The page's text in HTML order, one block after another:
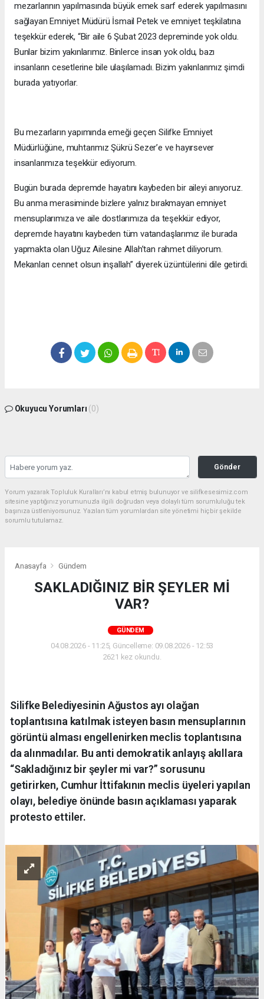
mezarlarının yapılmasında büyük emek sarf ederek yapılmasını
sağlayan Emniyet Müdürü İsmail Petek ve emniyet teşkilatına
teşekkür ederek, “Bir aile 6 Şubat 2023 depreminde yok oldu.
Bunlar bizim yakınlarımız. Binlerce insan yok oldu, bazı
insanların cesetlerine bile ulaşılamadı. Bizim yakınlarımız şimdi
burada yatıyorlar.
Bu mezarların yapımında emeği geçen Silifke Emniyet
Müdürlüğüne, muhtarımız Şükrü Sezer’e ve hayırsever
insanlarımıza teşekkür ediyorum.
Bugün burada depremde hayatını kaybeden bir aileyi anıyoruz.
Bu anma merasiminde bizlere yalnız bırakmayan emniyet
mensuplarımıza ve aile dostlarımıza da teşekkür ediyor,
depremde hayatını kaybeden tüm vatandaşlarımız ile burada
yapmakta olan Uğuz Ailesine Allah’tan rahmet diliyorum.
Mekanları cennet olsun inşallah” diyerek üzüntülerini dile getirdi.
Okuyucu Yorumları (0)
Gönder
Yorum yazarak Topluluk Kuralları’nı kabul etmiş bulunuyor ve silifkesesimiz.com
sitesine yaptığınız yorumunuzla ilgili doğrudan veya dolaylı tüm sorumluluğu tek
başınıza üstleniyorsunuz. Yazılan tüm yorumlardan site yönetimi hiçbir şekilde
sorumlu tutulamaz.
Anasayfa Gündem
SAKLADIĞINIZ BİR ŞEYLER Mİ
VAR?
GÜNDEM
04.08.2026 - 11:25, Güncelleme: 09.08.2026 - 12:53
2621 kez okundu.
Silifke Belediyesinin Ağustos ayı olağan
toplantısına katılmak isteyen basın mensuplarının
görüntü alması engellenirken meclis toplantısına
da alınmadılar. Bu anti demokratik anlayış akıllara
“Sakladığınız bir şeyler mi var?” sorusunu
getirirken, Cumhur İttifakının meclis üyeleri yapılan
olayı, belediye önünde basın açıklaması yaparak
protesto ettiler.